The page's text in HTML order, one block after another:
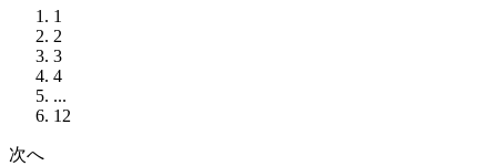
1
2
3
4
...
12
次へ